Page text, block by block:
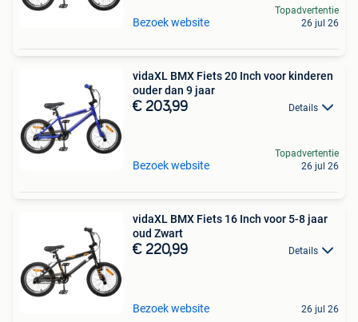
Bezoek website
Topadvertentie
26 jul 26
vidaXL BMX Fiets 20 Inch voor kinderen
ouder dan 9 jaar
€ 203,99 Details
Bezoek website
Topadvertentie
26 jul 26
vidaXL BMX Fiets 16 Inch voor 5-8 jaar
oud Zwart
€ 220,99 Details
Bezoek website 26 jul 26